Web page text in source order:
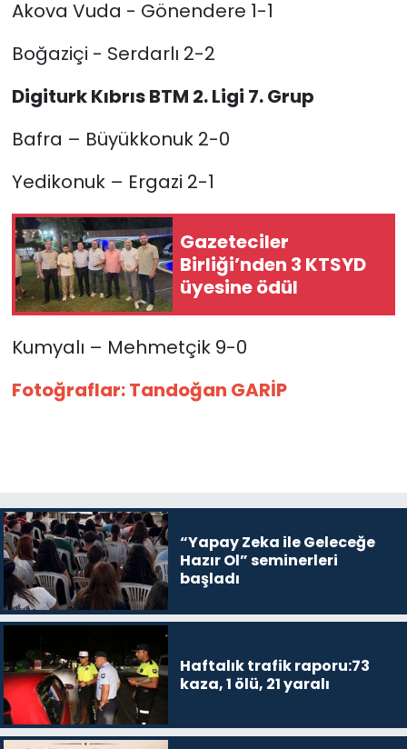
Akova Vuda - Gönendere 1-1
Boğaziçi - Serdarlı 2-2
Digiturk Kıbrıs BTM 2. Ligi 7. Grup
Bafra – Büyükkonuk 2-0
Yedikonuk – Ergazi 2-1
Gazeteciler
Birliği’nden 3 KTSYD
üyesine ödül
Kumyalı – Mehmetçik 9-0
Fotoğraflar: Tandoğan GARİP
“Yapay Zeka ile Geleceğe
Hazır Ol” seminerleri
başladı
Haftalık trafik raporu:73
kaza, 1 ölü, 21 yaralı